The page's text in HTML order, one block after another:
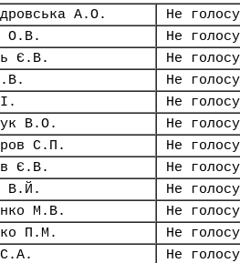
А.О.
Не
О.В.
Не
Є.В.
Не
Не
Не
В.О.
Не
С.П.
Не
Є.В.
Не
В.Й.
Не
М.В.
Не
П.М.
Не
Не